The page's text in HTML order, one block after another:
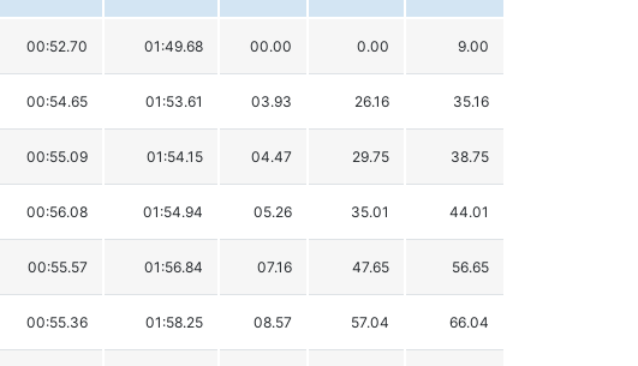
00:52.70 01:49.68 00.00 0.00 9.00
00:54.65 01:53.61 03.93 26.16 35.16
00:55.09 01:54.15 04.47 29.75 38.75
00:56.08 01:54.94 05.26 35.01 44.01
00:55.57 01:56.84 07.16 47.65 56.65
00:55.36 01:58.25 08.57 57.04 66.04